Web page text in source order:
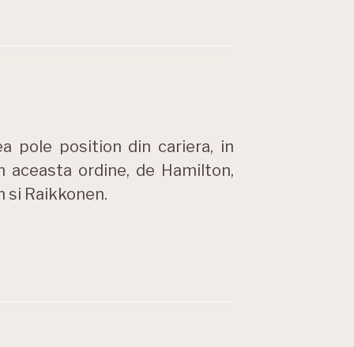
pole position din cariera, in
ordine, de Hamilton,
si Raikkonen.